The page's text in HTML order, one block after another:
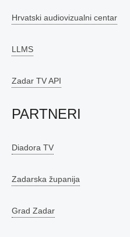
Hrvatski audiovizualni centar
LLMS
Zadar TV API
PARTNERI
Diadora TV
Zadarska županija
Grad Zadar